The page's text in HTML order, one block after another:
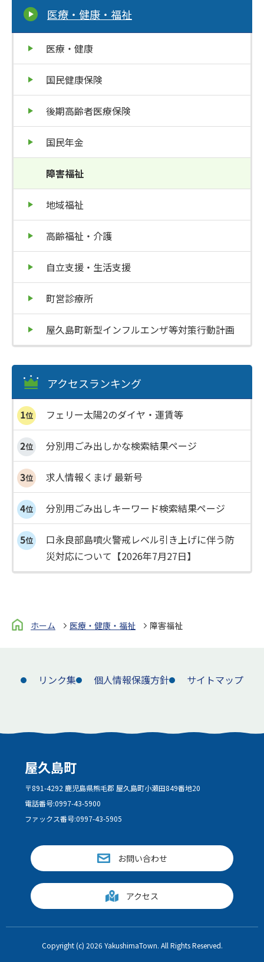
医療・健康・福祉
医療・健康
国民健康保険
後期高齢者医療保険
国民年金
障害福祉
地域福祉
高齢福祉・介護
自立支援・生活支援
町営診療所
屋久島町新型インフルエンザ等対策行動計画
アクセスランキング
フェリー太陽2のダイヤ・運賃等
分別用ごみ出しかな検索結果ページ
求人情報くまげ 最新号
分別用ごみ出しキーワード検索結果ページ
口永良部島噴火警戒レベル引き上げに伴う防
災対応について【2026年7月27日】
ホーム 医療・健康・福祉 障害福祉
リンク集 個人情報保護方針 サイトマップ
屋久島町
〒891-4292 鹿児島県熊毛郡 屋久島町小瀬田849番地20
電話番号:0997-43-5900
ファックス番号:0997-43-5905
お問い合わせ
アクセス
Copyright (c) 2026 YakushimaTown. All Rights Reserved.